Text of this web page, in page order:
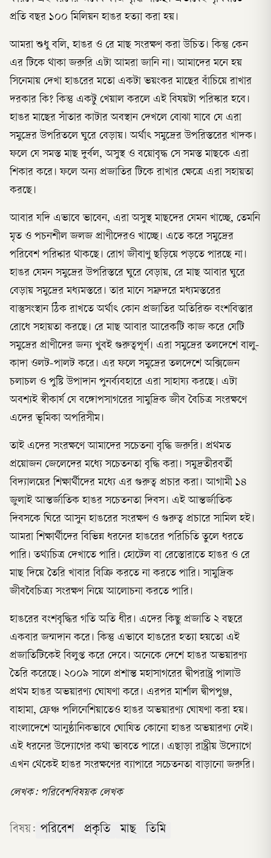
প্রতি বছর ১০০ মিলিয়ন হাঙর হত্যা করা হয়।
আমরা শুধু বলি, হাঙর ও রে মাছ সংরক্ষণ করা উচিত। কিন্তু কেন
এর টিকে থাকা জরুরি এটা আমরা জানি না। আমাদের মনে হয়
সিনেমায় দেখা হাঙরের মতো একটা ভয়ংকর মাছের বাঁচিয়ে রাখার
দরকার কি? কিন্তু একটু খেয়াল করলে এই বিষয়টা পরিস্কার হবে।
হাঙর মাছের সাঁতার কাটার অবস্থান দেখলে বোঝা যাবে যে এরা
সমুদ্রের উপরিতলে ঘুরে বেড়ায়। অর্থাৎ সমুদ্রের উপরিস্তরের খাদক।
ফলে যে সমস্ত মাছ দুর্বল, অসুস্থ ও বয়োবৃদ্ধ সে সমস্ত মাছকে এরা
শিকার করে। ফলে অন্য প্রজাতির টিকে রাখার ক্ষেত্রে এরা সহায়তা
করছে।
আবার যদি এভাবে ভাবেন, এরা অসুস্থ মাছদের যেমন খাচ্ছে, তেমনি
মৃত ও পচনশীল জলজ প্রাণীদেরও খাচ্ছে। এতে করে সমুদ্রের
পরিবেশ পরিষ্কার থাকছে। রোগ জীবাণু ছড়িয়ে পড়তে পারছে না।
হাঙর যেমন সমুদ্রের উপরিস্তরে ঘুরে বেড়ায়, রে মাছ আবার ঘুরে
বেড়ায় সমুদ্রের মধ্যমস্তরে। তার মানে সম্রুদরে মধ্যমস্তরের
বাস্তুসংস্থান ঠিক রাখতে অর্থাৎ কোন প্রজাতির অতিরিক্ত বংশবিস্তার
রোধে সহায়তা করছে। রে মাছ আবার আরেকটি কাজ করে যেটি
সমুদ্রের প্রাণীদের জন্য খুবই গুরুত্বপূর্ণ। এরা সমুদ্রের তলদেশে বালু-
কাদা ওলট-পালট করে। এর ফলে সমুদ্রের তলদেশে অক্সিজেন
চলাচল ও পুষ্টি উপাদান পুনর্ব্যবহারে এরা সাহায্য করছে। এটা
অবশ্যই স্বীকার্য যে বঙ্গোপসাগরের সামুদ্রিক জীব বৈচিত্র সংরক্ষণে
এদের ভূমিকা অপরিসীম।
তাই এদের সংরক্ষণে আমাদের সচেতনা বৃদ্ধি জরুরি। প্রথমত
প্রয়োজন জেলেদের মধ্যে সচেতনতা বৃদ্ধি করা। সমুদ্রতীরবর্তী
বিদ্যালয়ের শিক্ষার্থীদের মধ্যে এর গুরুত্ব প্রচার করা। আগামী ১৪
জুলাই আন্তর্জাতিক হাঙর সচেতনতা দিবস। এই আন্তর্জাতিক
দিবসকে ঘিরে আসুন হাঙরের সংরক্ষণ ও গুরুত্ব প্রচারে সামিল হই।
আমরা শিক্ষার্থীদের বিভিন্ন ধরনের হাঙরের পরিচিতি তুলে ধরতে
পারি। তথ্যচিত্র দেখাতে পারি। হোটেল বা রেস্তোরাতে হাঙর ও রে
মাছ দিয়ে তৈরি খাবার বিক্রি করতে না করতে পারি। সামুদ্রিক
জীববৈচিত্র্য সংরক্ষণ নিয়ে আলোচনা করতে পারি।
হাঙরের বংশবৃদ্ধির গতি অতি ধীর। এদের কিছু প্রজাতি ২ বছরে
একবার জন্মদান করে। কিন্তু এভাবে হাঙরের হত্যা হয়তো এই
প্রজাতিটিকেই বিলুপ্ত করে দেবে। অনেকে দেশে হাঙর অভয়ারণ্য
তৈরি করেছে। ২০০৯ সালে প্রশান্ত মহাসাগরের দ্বীপরাষ্ট্র পালাউ
প্রথম হাঙর অভয়ারণ্য ঘোষণা করে। এরপর মার্শাল দ্বীপপুঞ্জ,
বাহামা, ফ্রেঞ্চ পলিনেশিয়াতেও হাঙর অভয়ারণ্য ঘোষণা করা হয়।
বাংলাদেশে আনুষ্ঠানিকভাবে ঘোষিত কোনো হাঙর অভয়ারণ্য নেই।
এই ধরনের উদ্যোগের কথা ভাবতে পারে। এছাড়া রাষ্ট্রীয় উদ্যোগে
এখন থেকেই হাঙর সংরক্ষণের ব্যাপারে সচেতনতা বাড়ানো জরুরি।
লেখক: পরিবেশবিষয়ক লেখক
বিষয়: পরিবেশ প্রকৃতি মাছ তিমি